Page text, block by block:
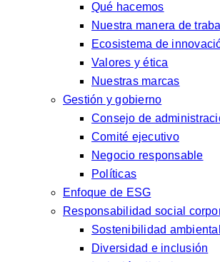
Qué hacemos
Nuestra manera de
Ecosistema de
Valores y ética
Nuestras marcas
Gestión y gobierno
Consejo de
Comité ejecutivo
Negocio responsable
Políticas
Enfoque de ESG
Responsabilidad social
Sostenibilidad ambiental
Diversidad e inclusión